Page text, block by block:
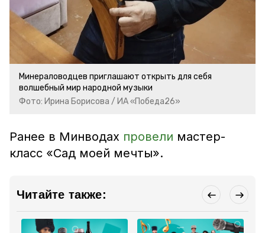
Минераловодцев приглашают открыть для себя
волшебный мир народной музыки
Фото: Ирина Борисова / ИА «Победа26»
Ранее в Минводах провели мастер-
класс «Сад моей мечты».
Читайте также: